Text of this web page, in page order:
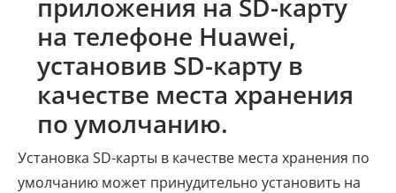
приложения на SD-карту
на телефоне Huawei,
установив SD-карту в
качестве места хранения
по умолчанию.
Установка SD-карты в качестве места хранения по
умолчанию может принудительно установить на